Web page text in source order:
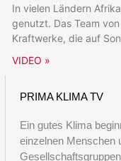
In vielen Ländern
genutzt. Das Team
Kraftwerke, die auf
VIDEO »
PRIMA KLIMA TV
Ein gutes Klima
einzelnen Menschen